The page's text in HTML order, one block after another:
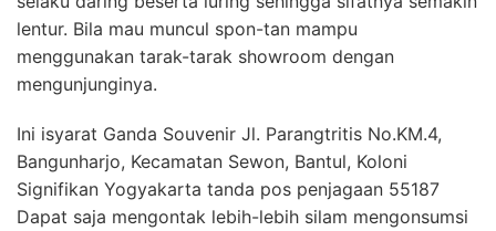
lentur. Bila mau muncul spon-tan mampu
menggunakan tarak-tarak showroom dengan
mengunjunginya.
Ini isyarat Ganda Souvenir Jl. Parangtritis No.KM.4,
Bangunharjo, Kecamatan Sewon, Bantul, Koloni
Signifikan Yogyakarta tanda pos penjagaan 55187
Dapat saja mengontak lebih-lebih silam mengonsumsi